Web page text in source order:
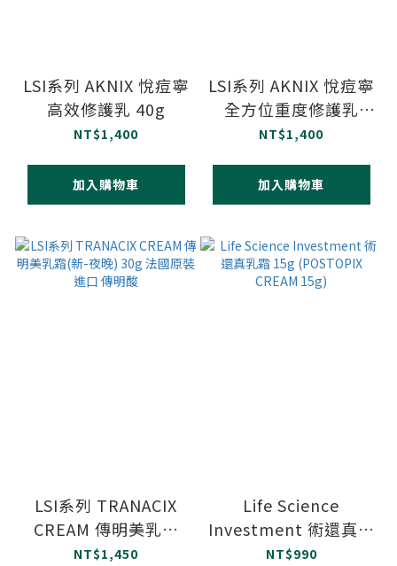
LSI系列 AKNIX 悅痘寧
高效修護乳 40g
NT$1,400
加入購物車
LSI系列 AKNIX 悅痘寧
全方位重度修護乳
40g
NT$1,400
加入購物車
LSI系列 TRANACIX
CREAM 傳明美乳霜
(新-夜晚) 30g 法國原
NT$1,450
Life Science
Investment 術還真乳
霜 15g (POSTOPIX
NT$990